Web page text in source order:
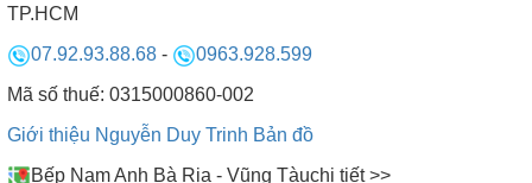
TP.HCM
07.92.93.88.68 -
0963.928.599
Mã số thuế: 0315000860-002
Giới thiệu Nguyễn Duy Trinh Bản đồ
Bếp Nam Anh Bà Rịa - Vũng Tàuchi tiết >>